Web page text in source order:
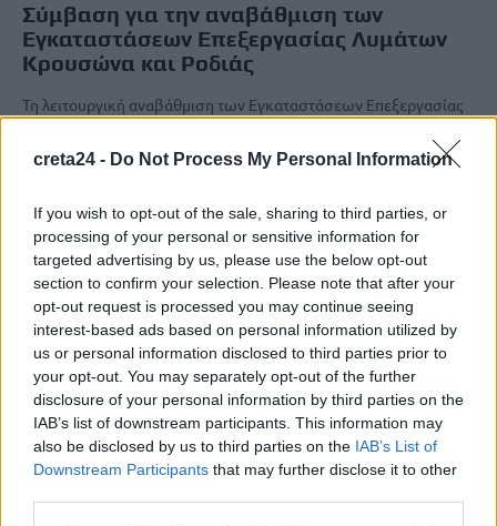
creta24 - Do Not Process My Personal Information
If you wish to opt-out of the sale, sharing to third parties, or
processing of your personal or sensitive information for
targeted advertising by us, please use the below opt-out
section to confirm your selection. Please note that after your
opt-out request is processed you may continue seeing
interest-based ads based on personal information utilized by
us or personal information disclosed to third parties prior to
your opt-out. You may separately opt-out of the further
disclosure of your personal information by third parties on the
IAB’s list of downstream participants. This information may
also be disclosed by us to third parties on the IAB’s List of
Downstream Participants that may further disclose it to other
Σύμβαση για την αναβάθμιση των
Εγκαταστάσεων Επεξεργασίας Λυμάτων
Κρουσώνα και Ροδιάς
Τη λειτουργική αναβάθμιση των Εγκαταστάσεων Επεξεργασίας
υπεγράφη παρουσία του…
ΡΟΗ ΕΙΔΗΣΕΩΝ
Αεροδρόμιο Καστελλίου: Η ξενάγηση στο εργοτάξιο και τα
μηνύματα Δήμα – Ταχιάου για το μεγάλο έργο
7 Αυγούστου, 2026
Εξιχνιάστηκαν δύο εμπρησμοί στον Μυλοπόταμο –
Δικογραφία σε βάρος δύο ανδρών
7 Αυγούστου, 2026